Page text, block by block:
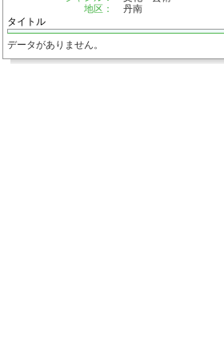
地区：
丹南
タイトル
データがありません。